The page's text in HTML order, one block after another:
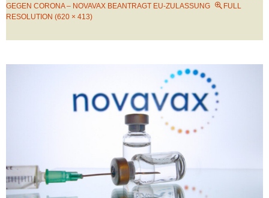
GEGEN CORONA – NOVAVAX BEANTRAGT EU-ZULASSUNG
FULL
RESOLUTION (620 × 413)